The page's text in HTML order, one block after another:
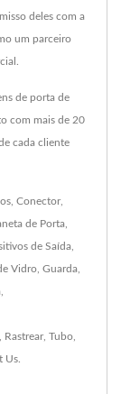
deles com a
um parceiro
de porta de
com mais de 20
cada cliente
Conector,
de Porta
de Saída
Vidro Guarda
Rastrear, Tubo
Us